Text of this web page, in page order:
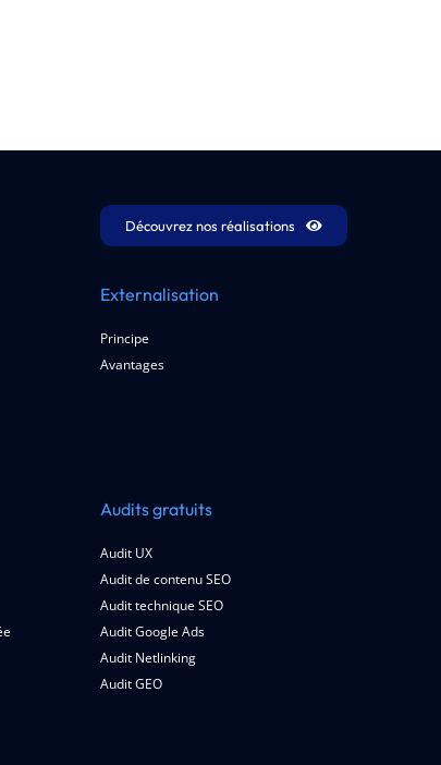
Découvrez nos réalisations
Externalisation
Principe
Avantages
Audits gratuits
Audit UX
Audit de contenu SEO
Audit technique SEO
Audit Google Ads
Audit Netlinking
Audit GEO